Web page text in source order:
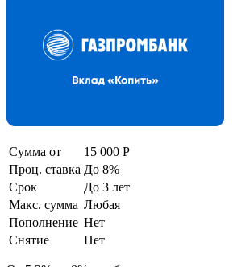
Сумма от
15 000 Р
Проц. ставка До 8%
Срок
До 3 лет
Макс. сумма Любая
Пополнение Нет
Снятие
Нет